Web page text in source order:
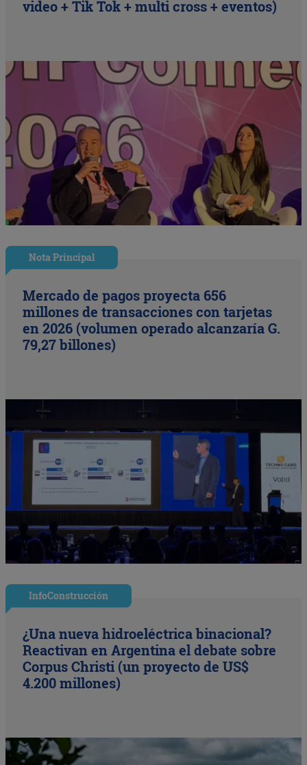
video + Tik Tok + multi cross + eventos)
Nota Principal
Mercado de pagos proyecta 656
millones de transacciones con tarjetas
en 2026 (volumen operado alcanzaría G.
79,27 billones)
InfoConstrucción
¿Una nueva hidroeléctrica binacional?
Reactivan en Argentina el debate sobre
Corpus Christi (un proyecto de US$
4.200 millones)